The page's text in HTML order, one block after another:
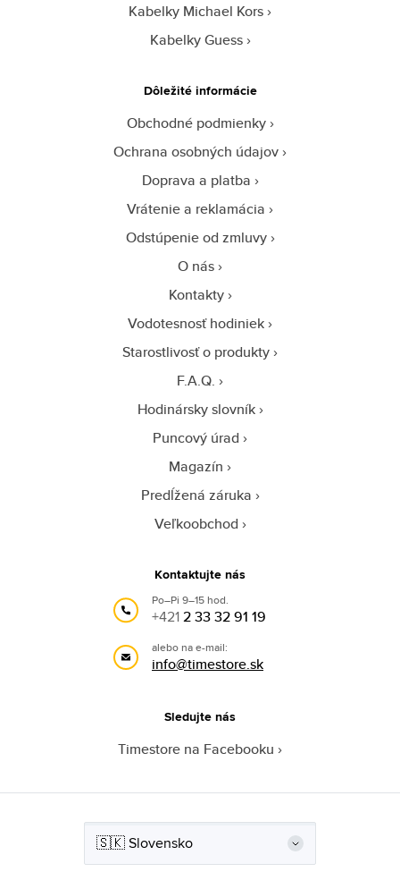
Kabelky Michael Kors
Kabelky Guess
Dôležité informácie
Obchodné podmienky
Ochrana osobných údajov
Doprava a platba
Vrátenie a reklamácia
Odstúpenie od zmluvy
O nás
Kontakty
Vodotesnosť hodiniek
Starostlivosť o produkty
F.A.Q.
Hodinársky slovník
Puncový úrad
Magazín
Predĺžená záruka
Veľkoobchod
Kontaktujte nás
Po–Pi 9–15 hod.
+4212 33 32 91 19
alebo na e-mail:
info@timestore.sk
Sledujte nás
Timestore na Facebooku